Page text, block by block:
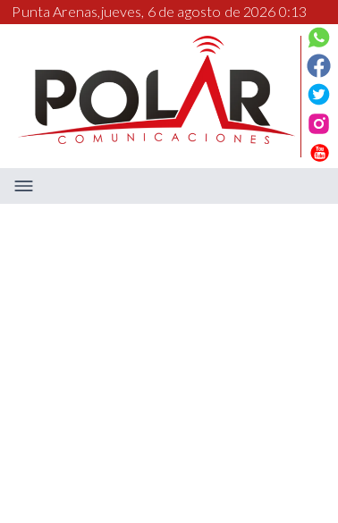
Punta Arenas,jueves, 6 de agosto de 2026 0:13